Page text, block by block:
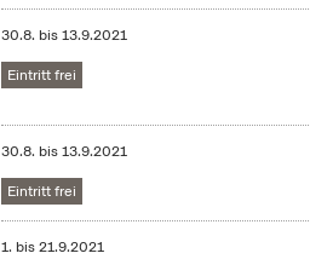
30.8. bis13.9.2021
Eintritt frei
30.8. bis13.9.2021
Eintritt frei
1. bis21.9.2021